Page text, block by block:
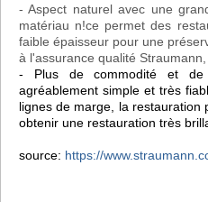
- Aspect naturel avec une
matériau n!ce permet des
faible épaisseur pour une
à l'assurance qualité Straumann,
- Plus de commodité et
agréablement simple et très
lignes de marge, la restauration
obtenir une restauration très
source: https://